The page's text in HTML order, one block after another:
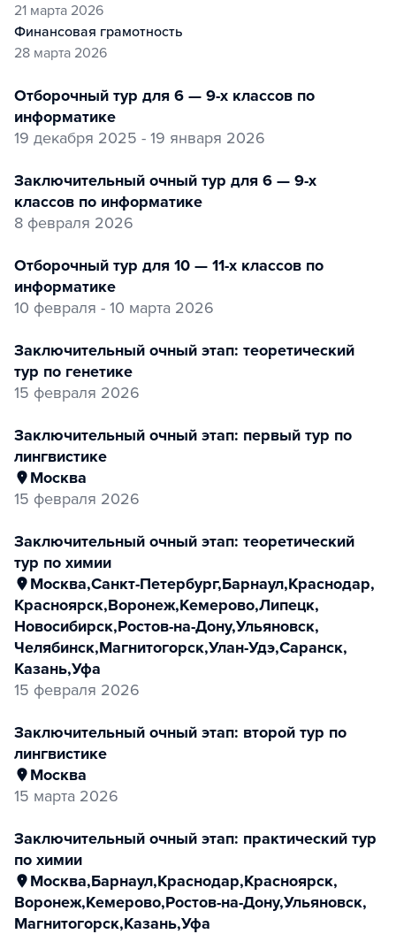
21 марта 2026
финансовая грамотность
28 марта 2026
Отборочный тур для 6 — 9-х классов по
информатике
19 декабря 2025 - 19 января 2026
заключительный очный тур для 6 — 9-х
классов по информатике
8 февраля 2026
Отборочный тур для 10 — 11-х классов по
информатике
10 февраля - 10 марта 2026
заключительный очный этап: теоретический
тур по генетике
15 февраля 2026
заключительный очный этап: первый тур по
лингвистике
Москва
15 февраля 2026
заключительный очный этап: теоретический
тур по химии
Москва,Санкт-Петербург,Барнаул,Краснодар,
Красноярск,Воронеж,Кемерово,Липецк,
Новосибирск,Ростов-на-Дону,Ульяновск,
Челябинск,Магнитогорск,Улан-Удэ,Саранск,
Казань,Уфа
15 февраля 2026
заключительный очный этап: второй тур по
лингвистике
Москва
15 марта 2026
заключительный очный этап: практический тур
по химии
Москва,Барнаул,Краснодар,Красноярск,
Воронеж,Кемерово,Ростов-на-Дону,Ульяновск,
Магнитогорск,Казань,Уфа